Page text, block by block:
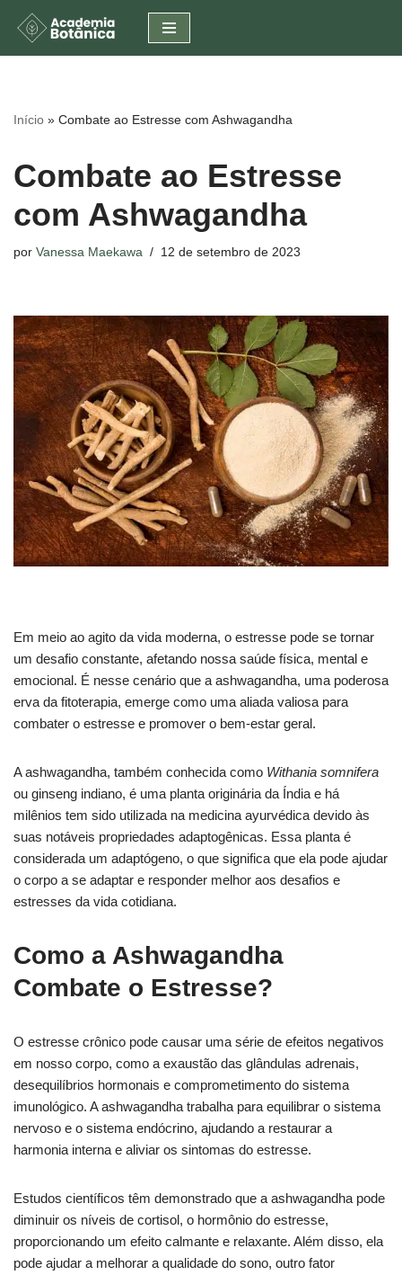
Pular
conteúdo
Início » Combate ao Estresse com Ashwagandha
Combate ao Estresse
com Ashwagandha
por Vanessa Maekawa 12 de setembro de 2023
Em meio ao agito da vida moderna, o estresse pode se tornar
um desafio constante, afetando nossa saúde física, mental e
emocional. É nesse cenário que a ashwagandha, uma poderosa
erva da fitoterapia, emerge como uma aliada valiosa para
combater o estresse e promover o bem-estar geral.
A ashwagandha, também conhecida como Withania somnifera
ou ginseng indiano, é uma planta originária da Índia e há
milênios tem sido utilizada na medicina ayurvédica devido às
suas notáveis propriedades adaptogênicas. Essa planta é
considerada um adaptógeno, o que significa que ela pode ajudar
o corpo a se adaptar e responder melhor aos desafios e
estresses da vida cotidiana.
Como a Ashwagandha
Combate o Estresse?
O estresse crônico pode causar uma série de efeitos negativos
em nosso corpo, como a exaustão das glândulas adrenais,
desequilíbrios hormonais e comprometimento do sistema
imunológico. A ashwagandha trabalha para equilibrar o sistema
nervoso e o sistema endócrino, ajudando a restaurar a
harmonia interna e aliviar os sintomas do estresse.
Estudos científicos têm demonstrado que a ashwagandha pode
diminuir os níveis de cortisol, o hormônio do estresse,
proporcionando um efeito calmante e relaxante. Além disso, ela
pode ajudar a melhorar a qualidade do sono, outro fator